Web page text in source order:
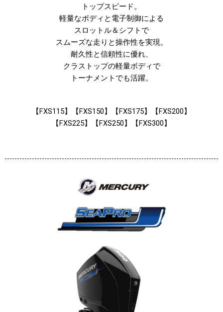
トップスピード。
軽量なボディと電子制御による
スロットル＆シフトで
スムーズな走りと操作性を実現。
耐久性と信頼性に優れ、
クラストップの軽量ボディで
トーナメントでも活躍。
【FXS115】【FXS150】【FXS175】【FXS200】
【FXS225】【FXS250】【FXS300】